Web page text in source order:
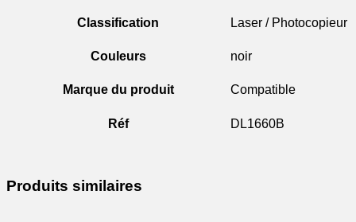
Classification Laser / Photocopieur
Couleurs noir
Marque du produit Compatible
Réf DL1660B
Produits similaires